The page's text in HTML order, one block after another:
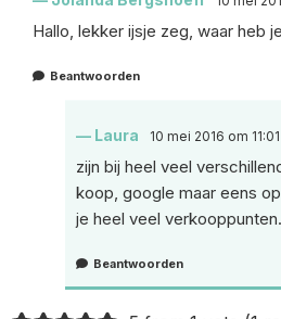
Hallo, lekker ijsje zeg, waar heb
Beantwoorden
Laura 10 mei 2016 om 11:01
zijn bij heel veel
koop, google maar eens
je heel veel verkooppunten.
Beantwoorden